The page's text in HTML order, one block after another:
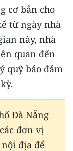
cơ bản cho
từ ngày nhà
này, nhà
quan đến
quỹ bảo đảm
Đà Nẵng
đơn vị
địa để